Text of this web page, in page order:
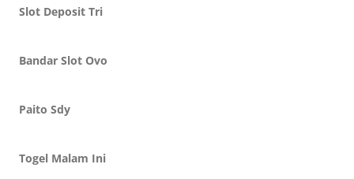
Slot Deposit Tri
Bandar Slot Ovo
Paito Sdy
Togel Malam Ini